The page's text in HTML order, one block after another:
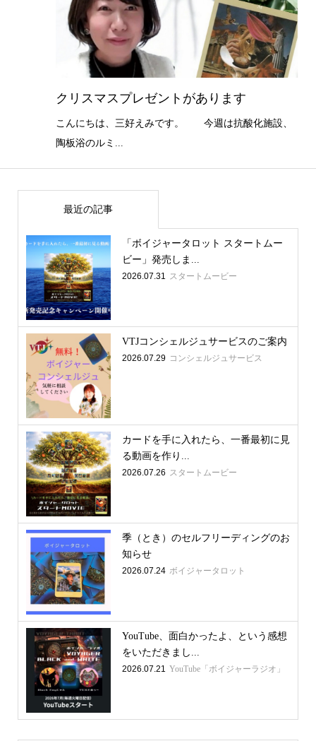
クリスマスプレゼントがあります
こんにちは、三好えみです。 今週は抗酸化施設、
陶板浴のルミ...
最近の記事
「ボイジャータロット スタートムー
ビー」発売しま...
2026.07.31 スタートムービー
VTJコンシェルジュサービスのご案内
2026.07.29 コンシェルジュサービス
カードを手に入れたら、一番最初に見
る動画を作り...
2026.07.26 スタートムービー
季（とき）のセルフリーディングのお
知らせ
2026.07.24 ボイジャータロット
YouTube、面白かったよ、という感想
をいただきまし...
2026.07.21 YouTube「ボイジャーラジオ」